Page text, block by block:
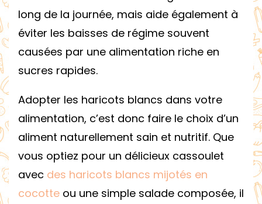
long de la journée, mais aide également à
éviter les baisses de régime souvent
causées par une alimentation riche en
sucres rapides.
Adopter les haricots blancs dans votre
alimentation, c’est donc faire le choix d’un
aliment naturellement sain et nutritif. Que
vous optiez pour un délicieux cassoulet
avec des haricots blancs mijotés en
cocotte ou une simple salade composée, il